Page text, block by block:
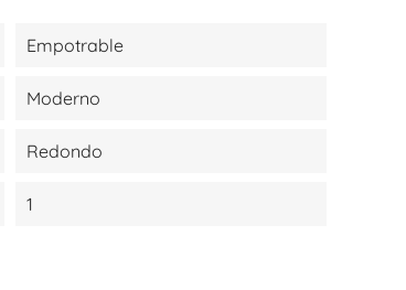
Empotrable
Moderno
Redondo
1